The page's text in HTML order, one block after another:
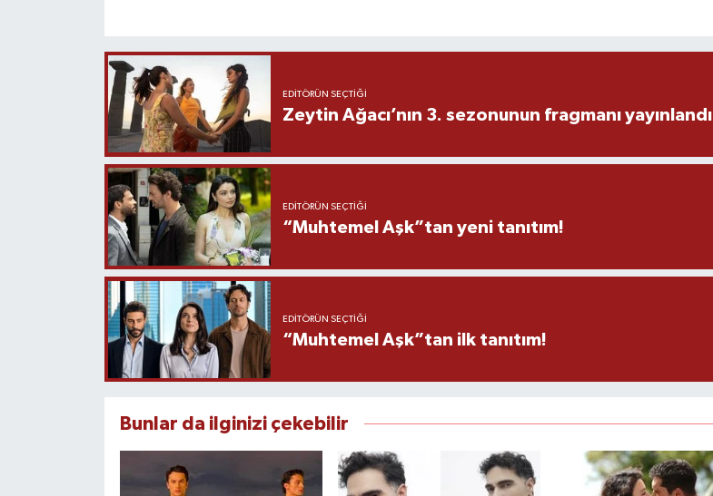
EDITÖRÜN SEÇTIĞI
Zeytin Ağacı’nın 3. sezonunun fragmanı yayınlandı
EDITÖRÜN SEÇTIĞI
“Muhtemel Aşk”tan yeni tanıtım!
EDITÖRÜN SEÇTIĞI
“Muhtemel Aşk”tan ilk tanıtım!
Bunlar da ilginizi çekebilir